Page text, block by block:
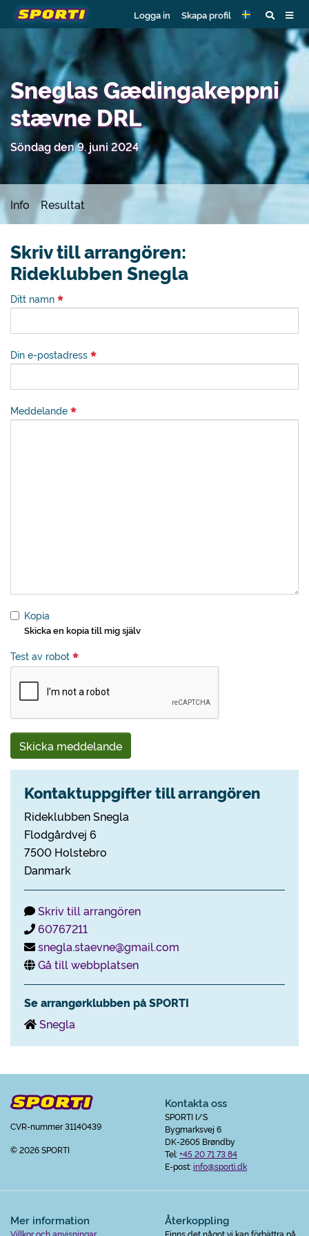
Logga in Skapa profil
Sneglas Gædingakeppni
stævne DRL
Söndag den 9. juni 2024
Info Resultat
Skriv till arrangören:
Rideklubben Snegla
Ditt namn
Din e-postadress
Meddelande
Kopia
Skicka en kopia till mig själv
Test av robot
Skicka meddelande
Kontaktuppgifter till arrangören
Rideklubben Snegla
Flodgårdvej 6
7500 Holstebro
Danmark
Skriv till arrangören
60767211
snegla.staevne@gmail.com
Gå till webbplatsen
Se arrangørklubben på SPORTI
Snegla
CVR-nummer 31140439
© 2026 SPORTI
Kontakta oss
SPORTI I/S
Bygmarksvej 6
DK-2605 Brøndby
Tel:+45 20 71 73 84
E-post:info@sporti.dk
Mer information
Villkor och anvisningar
Återkoppling
Finns det något vi kan förbättra på